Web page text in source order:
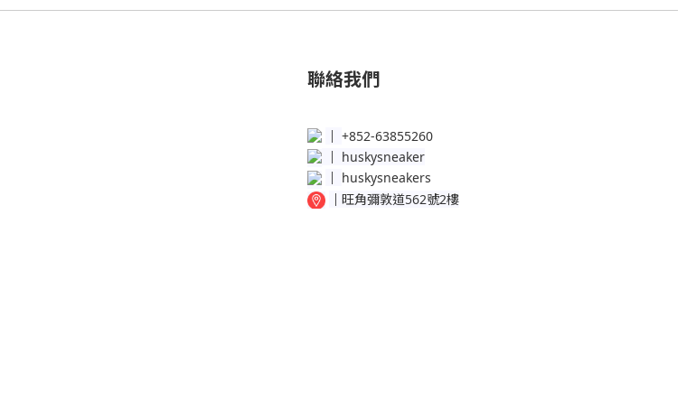
聯絡我們
│ +852-63855260
huskysneaker
huskysneakers
│ 旺角彌敦道562號2樓